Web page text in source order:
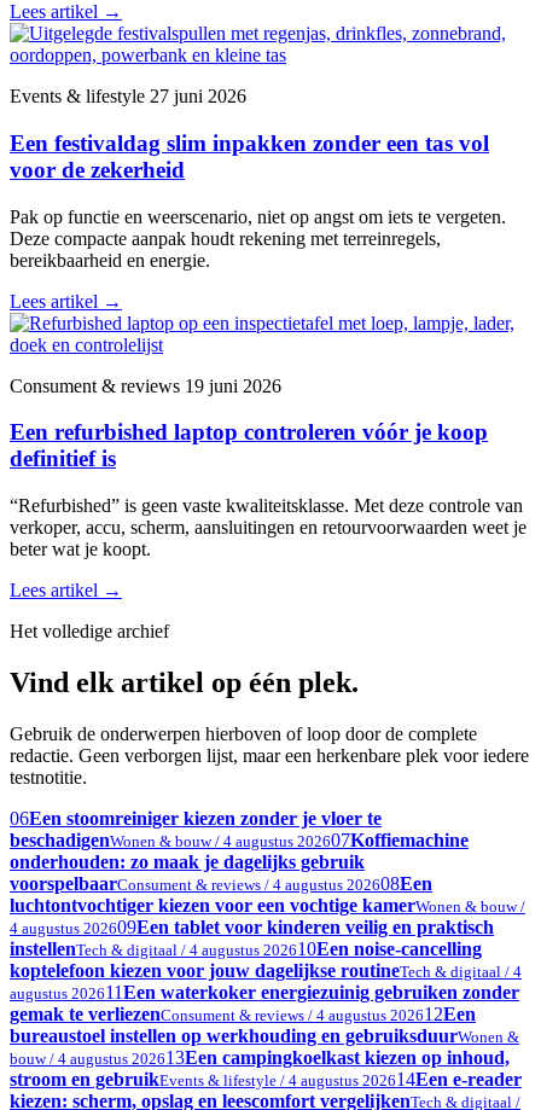
Lees artikel →
Events & lifestyle 27 juni 2026
Een festivaldag slim inpakken zonder een tas vol
voor de zekerheid
Pak op functie en weerscenario, niet op angst om iets te vergeten.
Deze compacte aanpak houdt rekening met terreinregels,
bereikbaarheid en energie.
Lees artikel →
Consument & reviews 19 juni 2026
Een refurbished laptop controleren vóór je koop
definitief is
“Refurbished” is geen vaste kwaliteitsklasse. Met deze controle van
verkoper, accu, scherm, aansluitingen en retourvoorwaarden weet je
beter wat je koopt.
Lees artikel →
Het volledige archief
Vind elk artikel op één plek.
Gebruik de onderwerpen hierboven of loop door de complete
redactie. Geen verborgen lijst, maar een herkenbare plek voor iedere
testnotitie.
06Een stoomreiniger kiezen zonder je vloer te
beschadigenWonen & bouw / 4 augustus 202607Koffiemachine
onderhouden: zo maak je dagelijks gebruik
voorspelbaarConsument & reviews / 4 augustus 202608Een
luchtontvochtiger kiezen voor een vochtige kamerWonen & bouw /
4 augustus 202609Een tablet voor kinderen veilig en praktisch
instellenTech & digitaal / 4 augustus 202610Een noise-cancelling
koptelefoon kiezen voor jouw dagelijkse routineTech & digitaal / 4
augustus 202611Een waterkoker energiezuinig gebruiken zonder
gemak te verliezenConsument & reviews / 4 augustus 202612Een
bureaustoel instellen op werkhouding en gebruiksduurWonen &
bouw / 4 augustus 202613Een campingkoelkast kiezen op inhoud,
stroom en gebruikEvents & lifestyle / 4 augustus 202614Een e-reader
kiezen: scherm, opslag en leescomfort vergelijkenTech & digitaal /